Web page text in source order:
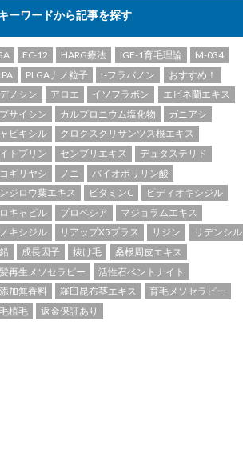
ーワードから記事を探す
EC-12 HARG療法 IGF-1育毛理論
M-034
PLGAナノ粒子 t-フラバノン
おすすめ！
ノシン
アロエ イソフラボン
エビネ蘭エキス
サイシン
カルプロニウム塩化物
ガニアシ
ピキシル
クロクスクリサンツス根エキス
トプリン
センブリエキス
デュタステリド
ギリヤシ
ノニ
バイオポリリン酸
ジロウ葉エキス
ビタミンC
ピディオキシジル
キャピル
プロペシア
マジョラムエキス
キシジル
リアップX5プラス リジン
リデンシル
成長因子 抜け毛
桑根周皮エキス
再生メソセラピー
活性石ベントナイト
加無香料
羅臼昆布茎エキス
育毛メソセラピー
植毛
返金保証あり